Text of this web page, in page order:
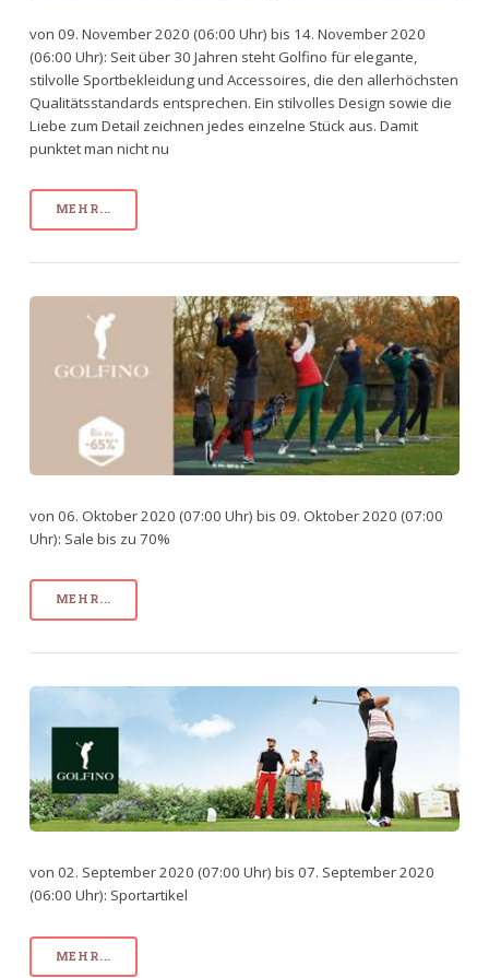
von 09. November 2020 (06:00 Uhr) bis 14. November 2020
(06:00 Uhr): Seit über 30 Jahren steht Golfino für elegante,
stilvolle Sportbekleidung und Accessoires, die den allerhöchsten
Qualitätsstandards entsprechen. Ein stilvolles Design sowie die
Liebe zum Detail zeichnen jedes einzelne Stück aus. Damit
punktet man nicht nu
MEHR...
von 06. Oktober 2020 (07:00 Uhr) bis 09. Oktober 2020 (07:00
Uhr): Sale bis zu 70%
MEHR...
von 02. September 2020 (07:00 Uhr) bis 07. September 2020
(06:00 Uhr): Sportartikel
MEHR...